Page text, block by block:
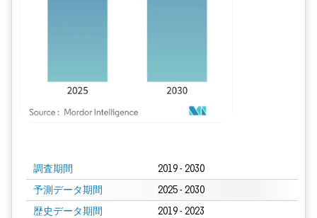
調査期間 2019 - 2030
予測データ期間 2025 - 2030
歴史データ期間 2019 - 2023